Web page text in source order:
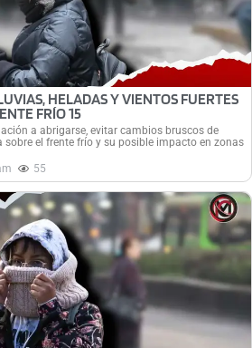
HELADAS Y VIENTOS FUERTES
FRÍO 15
a abrigarse, evitar cambios bruscos de
el frente frío y su posible impacto en zonas
55